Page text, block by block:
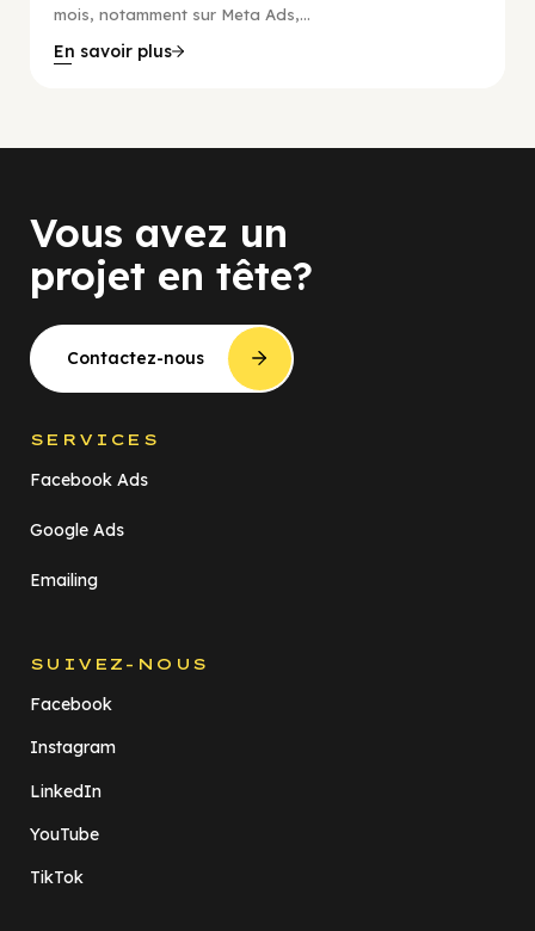
mois, notamment sur Meta Ads,...
En savoir plus
Vous avez un
projet en tête?
Contactez-nous
SERVICES
Facebook Ads
Google Ads
Emailing
SUIVEZ-NOUS
Facebook
Instagram
LinkedIn
YouTube
TikTok